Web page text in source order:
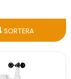
SORTERA